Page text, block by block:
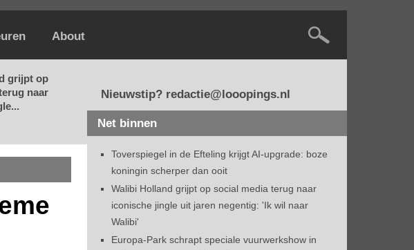
About
grijpt op
naar
Nieuwstip? redactie@looopings.nl
Net binnen
Toverspiegel in de Efteling krijgt AI-upgrade: boze
koningin scherper dan ooit
Walibi Holland grijpt op social media terug naar
iconische jingle uit jaren negentig: 'Ik wil naar
Walibi'
Europa-Park schrapt speciale vuurwerkshow in